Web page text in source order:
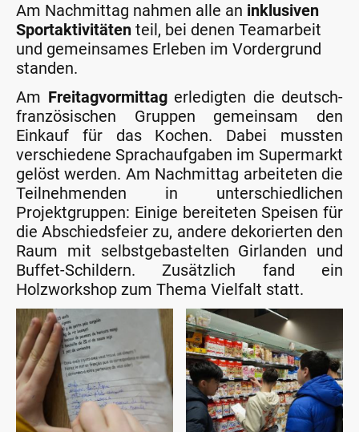
Am Nachmittag nahmen alle an inklusiven
Sportaktivitäten teil, bei denen Teamarbeit
und gemeinsames Erleben im Vordergrund
standen.
Am Freitagvormittag erledigten die deutsch-
französischen Gruppen gemeinsam den
Einkauf für das Kochen. Dabei mussten
verschiedene Sprachaufgaben im Supermarkt
gelöst werden. Am Nachmittag arbeiteten die
Teilnehmenden in unterschiedlichen
Projektgruppen: Einige bereiteten Speisen für
die Abschiedsfeier zu, andere dekorierten den
Raum mit selbstgebastelten Girlanden und
Buffet-Schildern. Zusätzlich fand ein
Holzworkshop zum Thema Vielfalt statt.